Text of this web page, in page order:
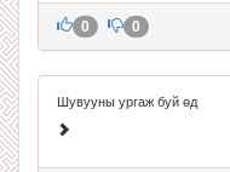
0 0
Шувууны ургаж буй өд